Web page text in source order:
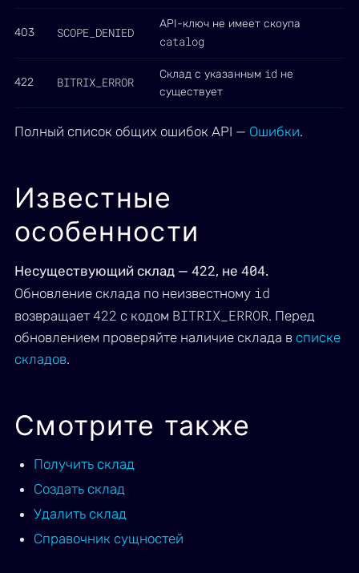
403 SCOPE_DENIED
API-ключ не имеет скоупа
catalog
422 BITRIX_ERROR
Склад с указанным id не
существует
Полный список общих ошибок API — Ошибки.
Известные
особенности
Несуществующий склад — 422, не 404.
Обновление склада по неизвестному id
возвращает422 с кодом BITRIX_ERROR. Перед
обновлением проверяйте наличие склада в списке
складов.
Смотрите также
Получить склад
Создать склад
Удалить склад
Справочник сущностей